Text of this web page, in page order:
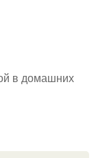
в домашних